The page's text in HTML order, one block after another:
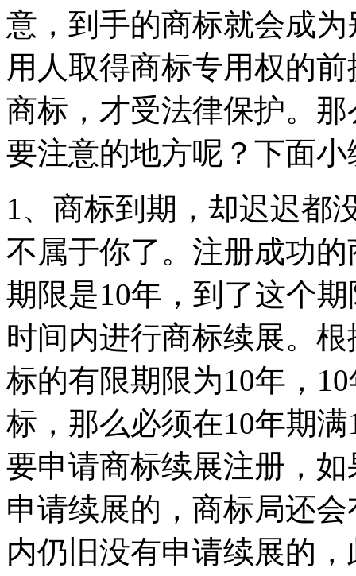
意，到手的商标就会成
用人取得商标专用权的
商标，才受法律保护。
要注意的地方呢？下面
1、商标到期，却迟迟都
不属于你了。注册成功
期限是10年，到了这个
时间内进行商标续展。
标的有限期限为10年，
标，那么必须在10年期
要申请商标续展注册，
申请续展的，商标局还
内仍旧没有申请续展的